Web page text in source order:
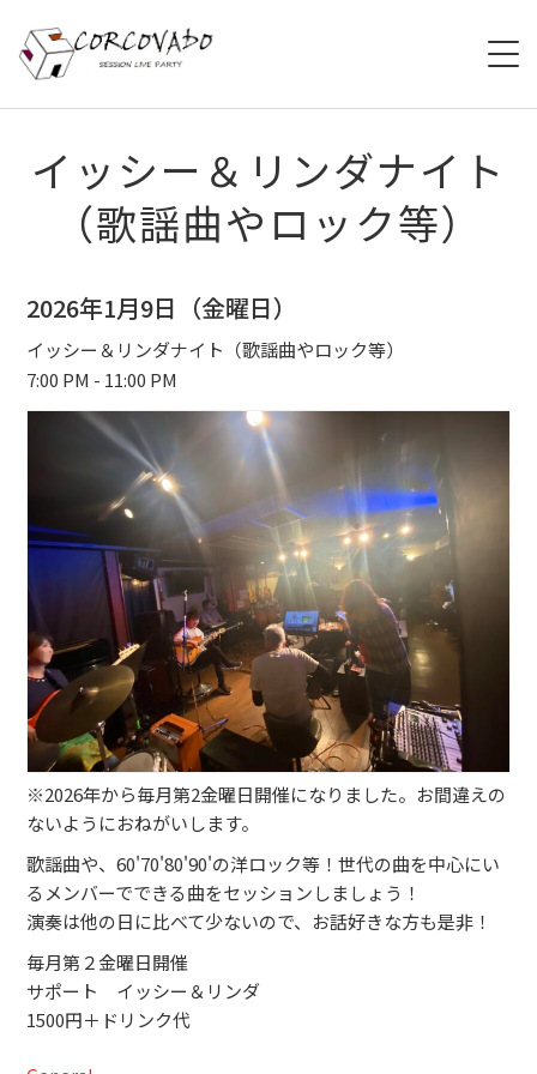
HOME
ABOUT
ACCESS
CONTACT
ブッキングライブ出演者募集！！
楽器機材等
初心者POPS
イッシー＆リンダナイト
（歌謡曲やロック等）
2026年1月9日（金曜日）
イッシー＆リンダナイト（歌謡曲やロック等）
7:00 PM - 11:00 PM
※2026年から毎月第2金曜日開催になりました。お間違えの
ないようにおねがいします。
歌謡曲や、60'70'80'90'の洋ロック等！世代の曲を中心にい
るメンバーでできる曲をセッションしましょう！
演奏は他の日に比べて少ないので、お話好きな方も是非！
毎月第２金曜日開催
サポート イッシー＆リンダ
1500円＋ドリンク代